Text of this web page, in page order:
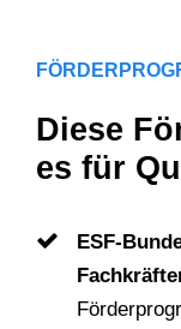
Diese
es für
ESF-